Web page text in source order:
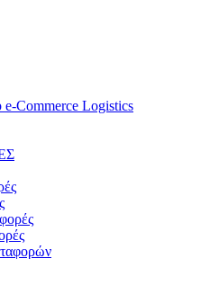
e-Commerce Logistics